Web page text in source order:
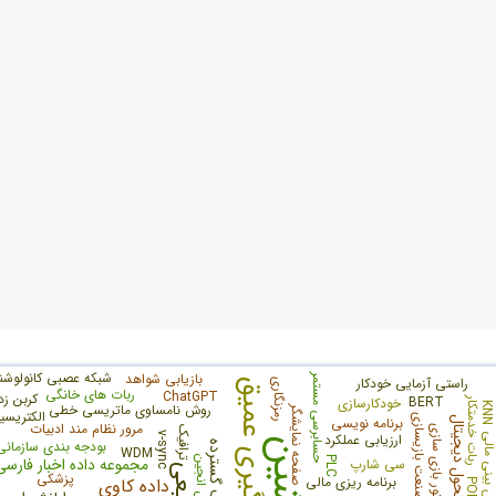
یادگیری عمیق داده کاوی تحول دیجیتال مجموعه داده اخبار طیف گسترده صنعت بازیسازیموتور بازی سازی بودجه بندی مالی برنامه ریزی مالی
v-sync سی شارپ صفحه نمایشگرحسابرسی مستمر مرور نظام مند ادبیات
ارزیابی عملکرد
روش نامساوی ماتریسی خطی
برنامه نویسی
ربات های خانگی ربات خدمتکار
راستی آزمایی خودکار
بازیابی شواهد
پزشکی
شبکه عصبی
خودکارسازی
رمزنگاری
PLC
ChatGPT کربن
ترافیک
BERT
POF
WDM